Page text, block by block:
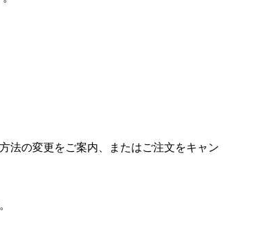
法の変更をご案内、またはご注文をキャン